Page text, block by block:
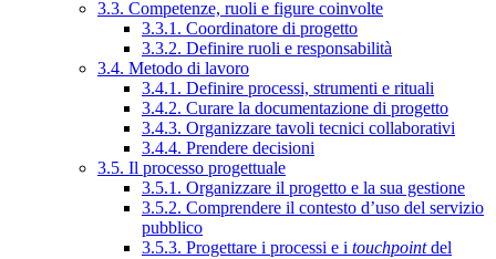
3.3. Competenze, ruoli e figure coinvolte
3.3.1. Coordinatore di progetto
3.3.2. Definire ruoli e responsabilità
3.4. Metodo di lavoro
3.4.1. Definire processi, strumenti e rituali
3.4.2. Curare la documentazione di progetto
3.4.3. Organizzare tavoli tecnici collaborativi
3.4.4. Prendere decisioni
3.5. Il processo progettuale
3.5.1. Organizzare il progetto e la sua gestione
3.5.2. Comprendere il contesto d’uso del servizio
pubblico
3.5.3. Progettare i processi e i touchpointdel